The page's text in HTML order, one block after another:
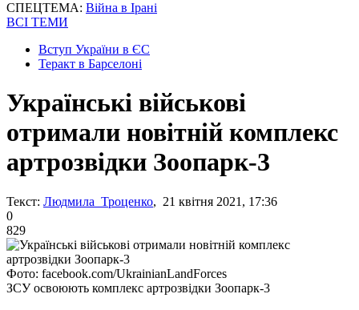
СПЕЦТЕМА: Війна в Ірані
ВСІ ТЕМИ
Вступ України в ЄС
Теракт в Барселоні
Українські військові
отримали новітній комплекс
артрозвідки Зоопарк-3
Текст: Людмила Троценко, 21 квітня 2021, 17:36
0
829
Фото: facebook.com/UkrainianLandForces
ЗСУ освоюють комплекс артрозвідки Зоопарк-3